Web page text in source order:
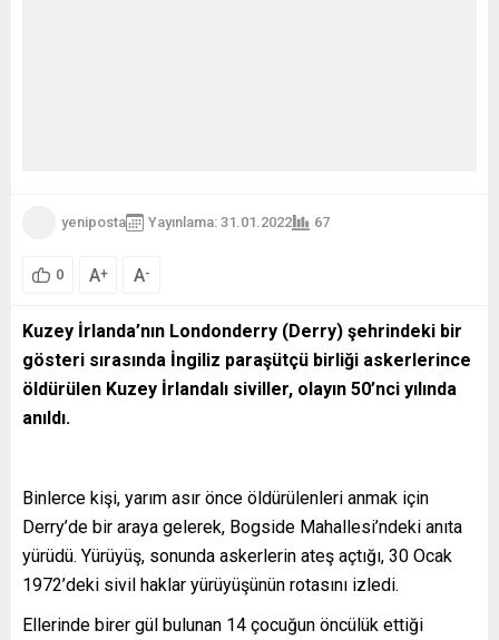
yeniposta Yayınlama: 31.01.2022 67
0 A+ A-
Kuzey İrlanda’nın Londonderry (Derry) şehrindeki bir
gösteri sırasında İngiliz paraşütçü birliği askerlerince
öldürülen Kuzey İrlandalı siviller, olayın 50’nci yılında
anıldı.
Binlerce kişi, yarım asır önce öldürülenleri anmak için
Derry’de bir araya gelerek, Bogside Mahallesi’ndeki anıta
yürüdü. Yürüyüş, sonunda askerlerin ateş açtığı, 30 Ocak
1972’deki sivil haklar yürüyüşünün rotasını izledi.
Ellerinde birer gül bulunan 14 çocuğun öncülük ettiği